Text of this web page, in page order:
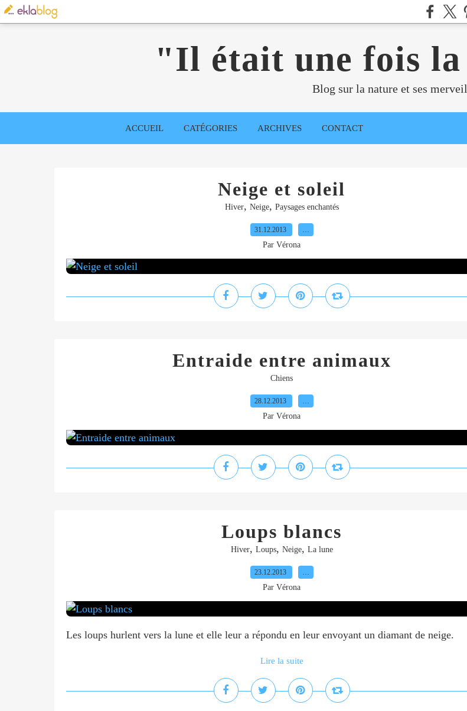
"Il était une fois
Blog sur la nature et ses
ACCUEIL CATÉGORIES ARCHIVES CONTACT
Neige et soleil
Hiver, Neige, Paysages enchantés
31.12.2013 …
Par Vérona
Entraide entre animaux
Chiens
28.12.2013 …
Par Vérona
Loups blancs
Hiver, Loups, Neige, La lune
23.12.2013 …
Par Vérona
Les loups hurlent vers la lune et elle leur a répondu en leur envoyant un diamant de neige.
Lire la suite